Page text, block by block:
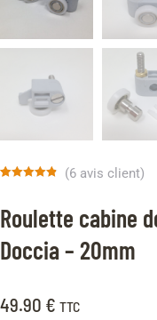
Roulette cabine
Doccia – 20mm
49.90 € TTC
basé sur
notations
(6avis client)